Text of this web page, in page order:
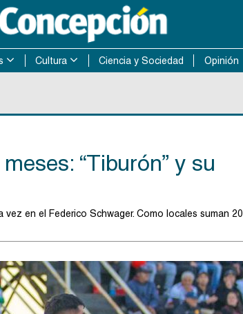
Cultura Ciencia y Sociedad Opinión
“Tiburón” y su
en el Federico Schwager. Como locales suman 20